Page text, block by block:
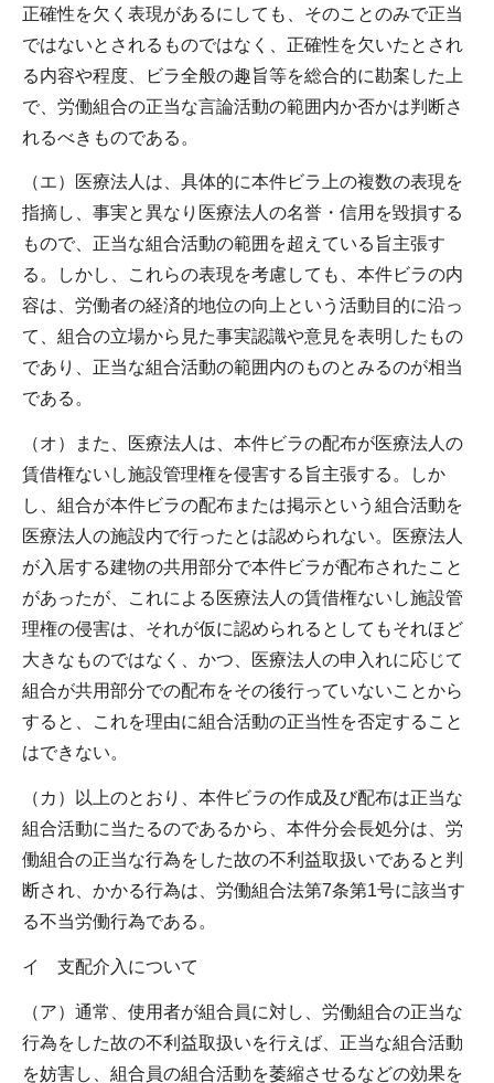
正確性を欠く表現があるにしても、そのことのみで正当
ではないとされるものではなく、正確性を欠いたとされ
る内容や程度、ビラ全般の趣旨等を総合的に勘案した上
で、労働組合の正当な言論活動の範囲内か否かは判断さ
れるべきものである。
（エ）医療法人は、具体的に本件ビラ上の複数の表現を
指摘し、事実と異なり医療法人の名誉・信用を毀損する
もので、正当な組合活動の範囲を超えている旨主張す
る。しかし、これらの表現を考慮しても、本件ビラの内
容は、労働者の経済的地位の向上という活動目的に沿っ
て、組合の立場から見た事実認識や意見を表明したもの
であり、正当な組合活動の範囲内のものとみるのが相当
である。
（オ）また、医療法人は、本件ビラの配布が医療法人の
賃借権ないし施設管理権を侵害する旨主張する。しか
し、組合が本件ビラの配布または掲示という組合活動を
医療法人の施設内で行ったとは認められない。医療法人
が入居する建物の共用部分で本件ビラが配布されたこと
があったが、これによる医療法人の賃借権ないし施設管
理権の侵害は、それが仮に認められるとしてもそれほど
大きなものではなく、かつ、医療法人の申入れに応じて
組合が共用部分での配布をその後行っていないことから
すると、これを理由に組合活動の正当性を否定すること
はできない。
（カ）以上のとおり、本件ビラの作成及び配布は正当な
組合活動に当たるのであるから、本件分会長処分は、労
働組合の正当な行為をした故の不利益取扱いであると判
断され、かかる行為は、労働組合法第7条第1号に該当す
る不当労働行為である。
イ 支配介入について
（ア）通常、使用者が組合員に対し、労働組合の正当な
行為をした故の不利益取扱いを行えば、正当な組合活動
を妨害し、組合員の組合活動を萎縮させるなどの効果を